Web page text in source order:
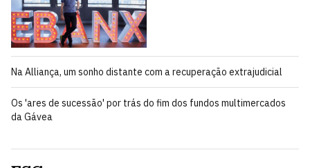
Na Alliança, um sonho distante com a recuperação extrajudicial
Os 'ares de sucessão' por trás do fim dos fundos multimercados
da Gávea